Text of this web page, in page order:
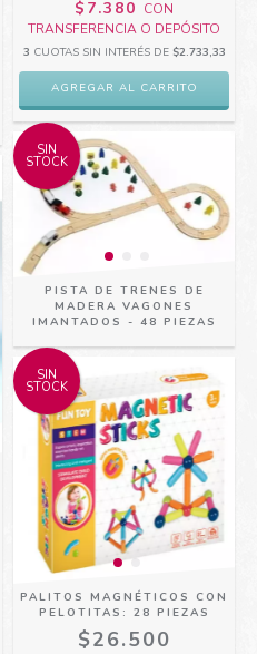
$7.380 CON
TRANSFERENCIA O DEPÓSITO
3 CUOTAS SIN INTERÉS DE $2.733,33
SIN
STOCK
PISTA DE TRENES DE
MADERA VAGONES
IMANTADOS - 48 PIEZAS
SIN
STOCK
PALITOS MAGNÉTICOS CON
PELOTITAS: 28 PIEZAS
$26.500